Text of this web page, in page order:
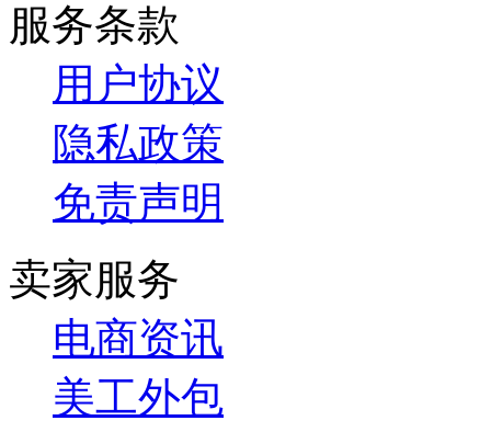
服务条款
用户协议
隐私政策
免责声明
卖家服务
电商资讯
美工外包